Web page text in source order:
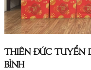
THIÊN ĐỨC TUYỂN
BÌNH